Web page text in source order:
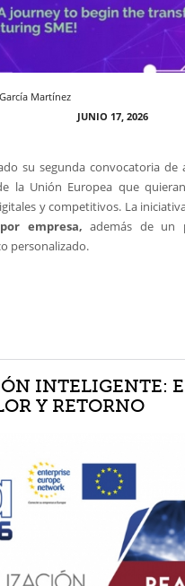
Martínez
JUNIO 17, 2026
su segunda convocatoria
la Unión Europea que
y competitivos. La
empresa, además de un
personalizado.
INTELIGENTE:
Y RETORNO